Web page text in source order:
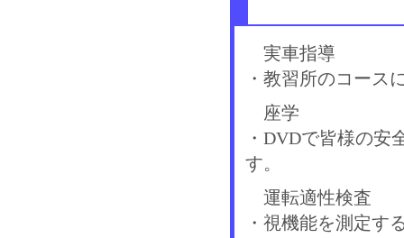
実車指導
・教習所のコース
座学
・DVDで皆様の
す。
運転適性検査
・視機能を測定す